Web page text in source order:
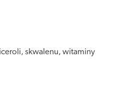
skwalenu, witaminy